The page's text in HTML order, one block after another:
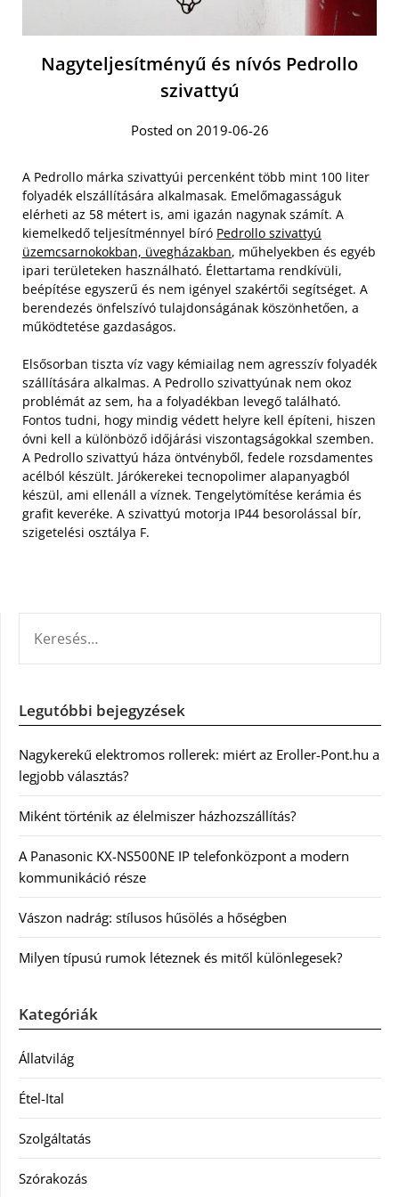
Nagyteljesítményű és nívós Pedrollo
szivattyú
Posted on 2019-06-26
A Pedrollo márka szivattyúi percenként több mint 100 liter
folyadék elszállítására alkalmasak. Emelőmagasságuk
elérheti az 58 métert is, ami igazán nagynak számít. A
kiemelkedő teljesítménnyel bíró Pedrollo szivattyú
üzemcsarnokokban, üvegházakban, műhelyekben és egyéb
ipari területeken használható. Élettartama rendkívüli,
beépítése egyszerű és nem igényel szakértői segítséget. A
berendezés önfelszívó tulajdonságának köszönhetően, a
működtetése gazdaságos.
Elsősorban tiszta víz vagy kémiailag nem agresszív folyadék
szállítására alkalmas. A Pedrollo szivattyúnak nem okoz
problémát az sem, ha a folyadékban levegő található.
Fontos tudni, hogy mindig védett helyre kell építeni, hiszen
óvni kell a különböző időjárási viszontagságokkal szemben.
A Pedrollo szivattyú háza öntvényből, fedele rozsdamentes
acélból készült. Járókerekei tecnopolimer alapanyagból
készül, ami ellenáll a víznek. Tengelytömítése kerámia és
grafit keveréke. A szivattyú motorja IP44 besorolással bír,
szigetelési osztálya F.
Legutóbbi bejegyzések
Nagykerekű elektromos rollerek: miért az Eroller-Pont.hu a
legjobb választás?
Miként történik az élelmiszer házhozszállítás?
A Panasonic KX-NS500NE IP telefonközpont a modern
kommunikáció része
Vászon nadrág: stílusos hűsölés a hőségben
Milyen típusú rumok léteznek és mitől különlegesek?
Kategóriák
Állatvilág
Étel-Ital
Szolgáltatás
Szórakozás